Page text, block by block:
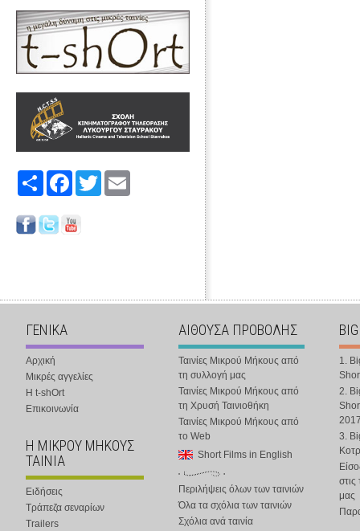
Share FacebookTwitter
ΓΕΝΙΚΑ
Αρχική
Μικρές αγγελίες
Η t-shOrt
Επικοινωνία
Η ΜΙΚΡΟΥ ΜΗΚΟΥΣ
ΤΑΙΝΙΑ
Ειδήσεις
Τράπεζα σεναρίων
Trailers
ΑΙΘΟΥΣΑ ΠΡΟΒΟΛΗΣ
Ταινίες Μικρού Μήκους από
τη συλλογή μας
Ταινίες Μικρού Μήκους από
τη Χρυσή Ταινιοθήκη
Ταινίες Μικρού Μήκους από
το Web
Short Films in English
Περιλήψεις όλων των ταινιών
Όλα τα σχόλια των ταινιών
Σχόλια ανά ταινία
1.
2.
3.
στις
μας